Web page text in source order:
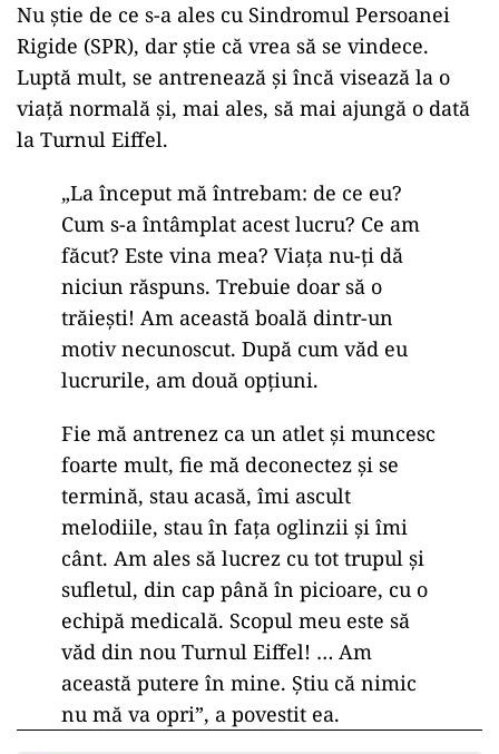
Nu știe de ce s-a ales cu Sindromul Persoanei
Rigide (SPR), dar știe că vrea să se vindece.
Luptă mult, se antrenează și încă visează la o
viață normală și, mai ales, să mai ajungă o dată
la Turnul Eiffel.
„La început mă întrebam: de ce eu?
Cum s-a întâmplat acest lucru? Ce am
făcut? Este vina mea? Viața nu-ți dă
niciun răspuns. Trebuie doar să o
trăiești! Am această boală dintr-un
motiv necunoscut. După cum văd eu
lucrurile, am două opțiuni.
Fie mă antrenez ca un atlet și muncesc
foarte mult, fie mă deconectez și se
termină, stau acasă, îmi ascult
melodiile, stau în fața oglinzii și îmi
cânt. Am ales să lucrez cu tot trupul și
sufletul, din cap până în picioare, cu o
echipă medicală. Scopul meu este să
văd din nou Turnul Eiffel! … Am
această putere în mine. Știu că nimic
nu mă va opri”, a povestit ea.